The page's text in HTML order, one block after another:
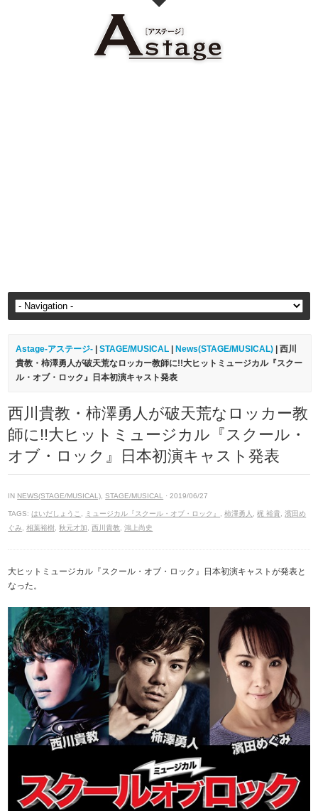
Astage-アステージ- |STAGE/MUSICAL News(STAGE/MUSICAL) | 西川
貴教・柿澤勇人が破天荒なロッカー教師に!!大ヒットミュージカル『スクー
ル・オブ・ロック』日本初演キャスト発表
西川貴教・柿澤勇人が破天荒なロッカー教
師に!!大ヒットミュージカル『スクール・
オブ・ロック』日本初演キャスト発表
IN NEWS(STAGE/MUSICAL) ,STAGE/MUSICAL · 2019/06/27
TAGS:はいだしょうこ ミュージカル『スクール・オブ・ロック』 ,柿澤勇人 ,梶 裕貴 ,濱田め
ぐみ ,相葉裕樹 ,秋元才加 ,西川貴教 ,鴻上尚史
大ヒットミュージカル『スクール・オブ・ロック』日本初演キャストが発表と
なった。